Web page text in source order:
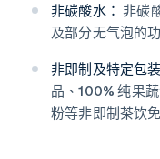
非碳酸水： 非碳
及部分无气泡的
非即制及特定包
品、100% 纯果
粉等非即制茶饮
奥地利
DeutschEnglish
English
巴西
PortuguêsEnglish